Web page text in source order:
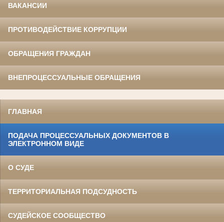
ВАКАНСИИ
ПРОТИВОДЕЙСТВИЕ КОРРУПЦИИ
ОБРАЩЕНИЯ ГРАЖДАН
ВНЕПРОЦЕССУАЛЬНЫЕ ОБРАЩЕНИЯ
ГЛАВНАЯ
ПОДАЧА ПРОЦЕССУАЛЬНЫХ ДОКУМЕНТОВ В
ЭЛЕКТРОННОМ ВИДЕ
О СУДЕ
ТЕРРИТОРИАЛЬНАЯ ПОДСУДНОСТЬ
СУДЕЙСКОЕ СООБЩЕСТВО